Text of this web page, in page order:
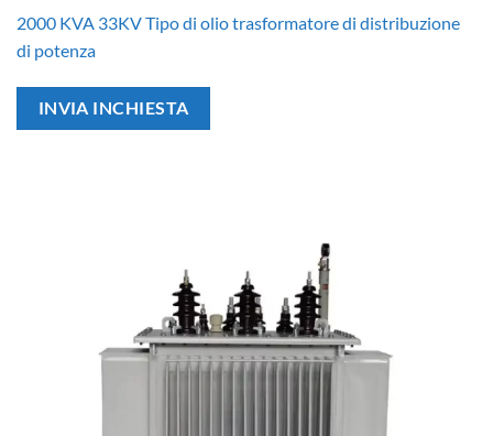
2000 KVA 33KV Tipo di olio trasformatore di distribuzione
di potenza
INVIA INCHIESTA